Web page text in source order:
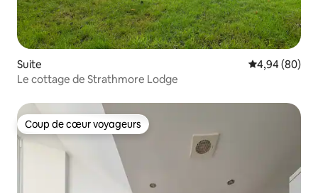
Suite Évaluation
4,94 (80)
Le cottage de Strathmore Lodge
Coup de cœur voyageurs
Coup de cœur voyageurs